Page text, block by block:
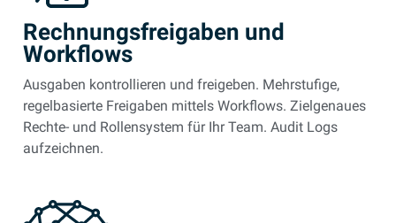
Rechnungsfreigaben und
Workflows
Ausgaben kontrollieren und freigeben. Mehrstufige,
regelbasierte Freigaben mittels Workflows. Zielgenaues
Rechte- und Rollensystem für Ihr Team. Audit Logs
aufzeichnen.